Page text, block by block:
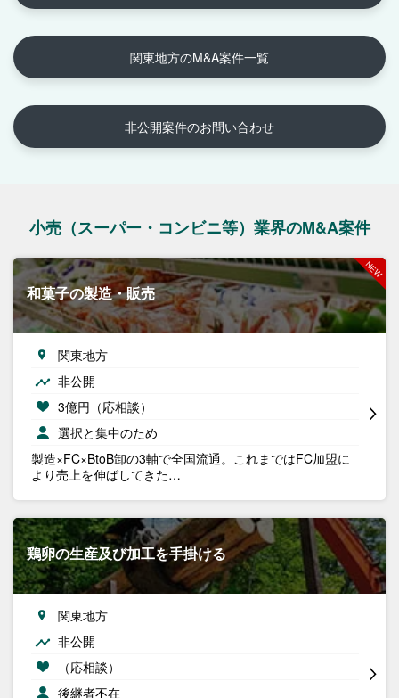
関東地方のM&A案件一覧
非公開案件のお問い合わせ
小売（スーパー・コンビニ等）業界のM&A案件
和菓子の製造・販売
関東地方
非公開
3億円（応相談）
選択と集中のため
製造×FC×BtoB卸の3軸で全国流通。これまではFC加盟に
より売上を伸ばしてきた…
鶏卵の生産及び加工を手掛ける
関東地方
非公開
（応相談）
後継者不在